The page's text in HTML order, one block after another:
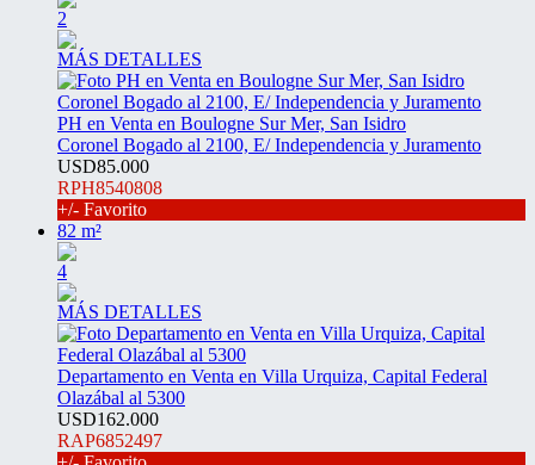
2
MÁS DETALLES
PH en Venta en Boulogne Sur Mer, San Isidro
Coronel Bogado al 2100, E/ Independencia y Juramento
USD85.000
RPH8540808
+/- Favorito
82 m²
4
MÁS DETALLES
Departamento en Venta en Villa Urquiza, Capital Federal
Olazábal al 5300
USD162.000
RAP6852497